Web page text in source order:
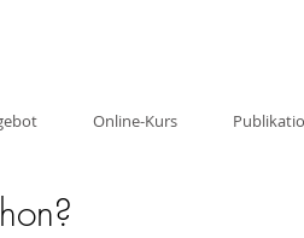
Online-Kurs